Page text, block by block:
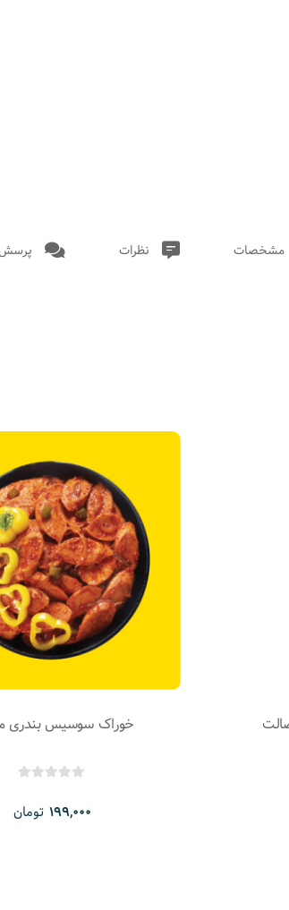
مشخصات نظرات
خوراک سوسیس بندری
تومان 199,000